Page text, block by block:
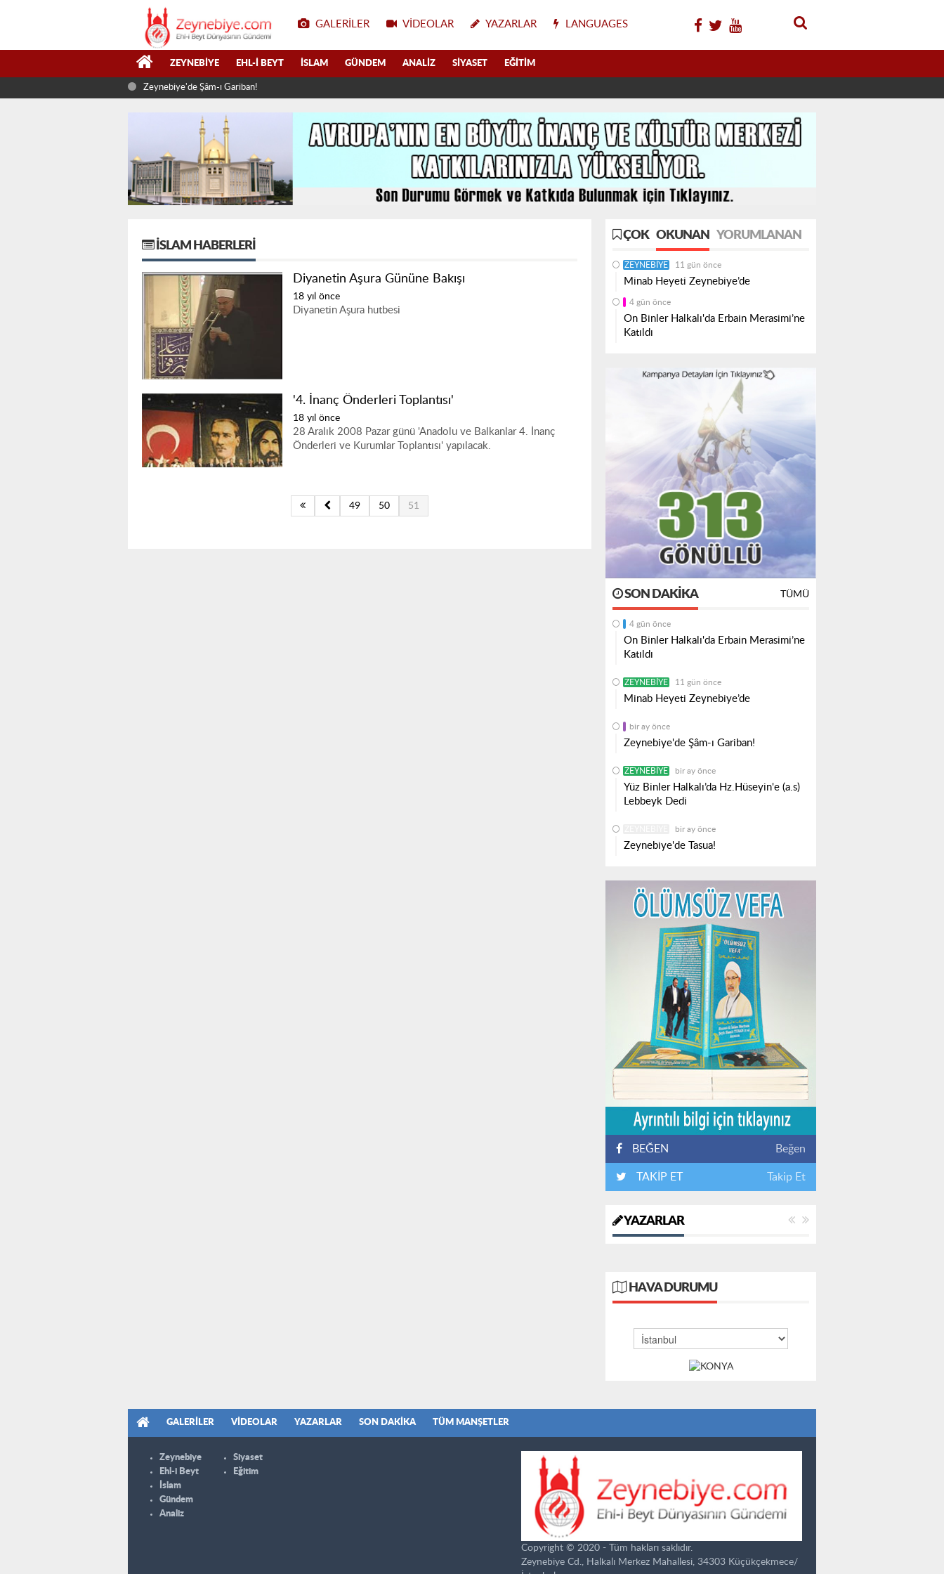
GALERILER VIDEOLAR YAZARLAR LANGUAGES
ZEYNEBIYE EHL-I BEYT İSLAM GÜNDEM ANALIZ SIYASET EĞITIM
Zeynebiye'de Şâm-ı Gariban!
İSLAM HABERLERI
Diyanetin Aşura Gününe Bakışı
18 yıl önce
Diyanetin Aşura hutbesi
'4. İnanç Önderleri Toplantısı'
18 yıl önce
28 Aralık 2008 Pazar günü 'Anadolu ve Balkanlar 4. İnanç
Önderleri ve Kurumlar Toplantısı' yapılacak.
49 50 51
ÇOK OKUNAN YORUMLANAN
ZEYNEBIYE 11 gün önce
Minab Heyeti Zeynebiye’de
4 gün önce
On Binler Halkalı'da Erbain Merasimi’ne
Katıldı
SON DAKIKA TÜMÜ
4 gün önce
On Binler Halkalı'da Erbain Merasimi’ne
Katıldı
ZEYNEBIYE 11 gün önce
Minab Heyeti Zeynebiye’de
bir ay önce
Zeynebiye'de Şâm-ı Gariban!
ZEYNEBIYE bir ay önce
Yüz Binler Halkalı’da Hz.Hüseyin'e (a.s)
Lebbeyk Dedi
bir ay önce
Zeynebiye'de Tasua!
BEĞEN Beğen
TAKİP ET Takip Et
YAZARLAR
HAVA DURUMU
GALERILER VIDEOLAR YAZARLAR SON DAKIKA TÜM MANŞETLER
Zeynebiye
Ehl-i Beyt
İslam
Gündem
Analiz
Siyaset
Eğitim
Copyright © 2020 - Tüm hakları saklıdır.
Zeynebiye Cd., Halkalı Merkez Mahallesi, 34303 Küçükçekmece/